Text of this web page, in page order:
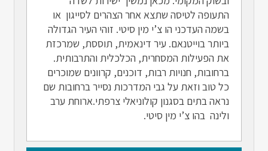
התעופה לטיסה שתצא אחר הצהרים לסייגון או
בשמה העדכני הו צ’י מין סיטי. זוהי העיר הגדולה
ביותר בוייטנאם. עיר דינאמית, תוססת, שמרכזת
את הפעילות המסחרית, הכלכלית והתרבותית.
ברחובות, חנויות רבות, דוכנים, קרוונים שמוכרים
כל טוב וזאת על גבי המדרכות נסייר ברחובות שם
נראה בתים בסגנון קולוניאלי צרפתי.ארוחת ערב
ולינה בהו צ’י מין סיטי.